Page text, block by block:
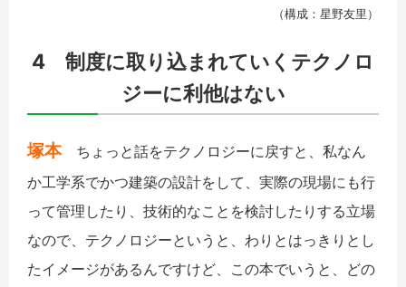
（構成：星野友里）
4 制度に取り込まれていくテクノロ
ジーに利他はない
塚本ちょっと話をテクノロジーに戻すと、私なん
か工学系でかつ建築の設計をして、実際の現場にも行
って管理したり、技術的なことを検討したりする立場
なので、テクノロジーというと、わりとはっきりとし
たイメージがあるんですけど、この本でいうと、どの